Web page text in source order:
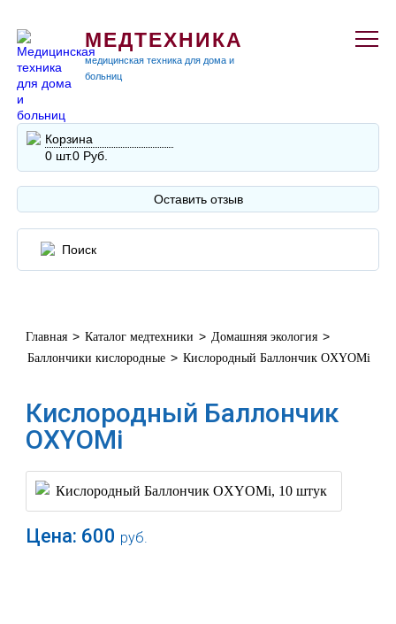
МЕДТЕХНИКА
медицинская техника для дома и
больниц
Корзина
0 шт.0 Руб.
Оставить отзыв
Главная > Каталог медтехники > Домашняя экология >
Баллончики кислородные > Кислородный Баллончик OXYOMi
Кислородный Баллончик
OXYOMi
Цена: 600 руб.